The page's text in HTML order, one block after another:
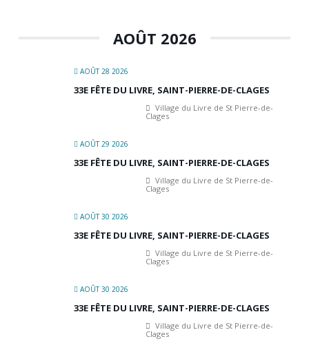
AOÛT 2026
AOÛT 28 2026
33E FÊTE DU LIVRE, SAINT-PIERRE-DE-CLAGES
Village du Livre de St Pierre-de-
Clages
AOÛT 29 2026
33E FÊTE DU LIVRE, SAINT-PIERRE-DE-CLAGES
Village du Livre de St Pierre-de-
Clages
AOÛT 30 2026
33E FÊTE DU LIVRE, SAINT-PIERRE-DE-CLAGES
Village du Livre de St Pierre-de-
Clages
AOÛT 30 2026
33E FÊTE DU LIVRE, SAINT-PIERRE-DE-CLAGES
Village du Livre de St Pierre-de-
Clages